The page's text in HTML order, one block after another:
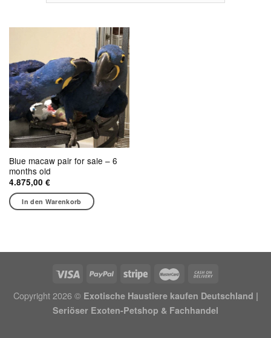
Blue macaw pair for sale – 6
months old
4.875,00 €
In den Warenkorb
Copyright 2026 © Exotische Haustiere kaufen Deutschland |
Seriöser Exoten-Petshop & Fachhandel